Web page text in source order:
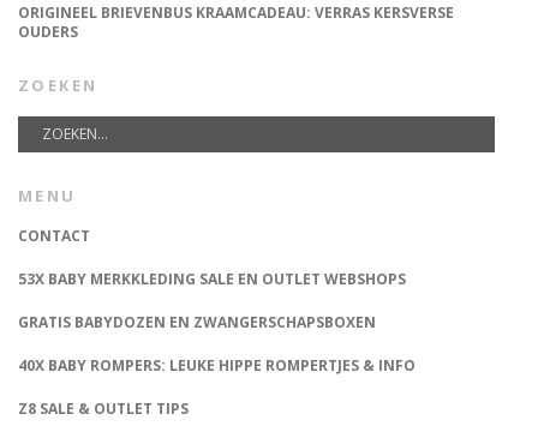
ORIGINEEL BRIEVENBUS KRAAMCADEAU: VERRAS KERSVERSE
OUDERS
ZOEKEN
MENU
CONTACT
53X BABY MERKKLEDING SALE EN OUTLET WEBSHOPS
GRATIS BABYDOZEN EN ZWANGERSCHAPSBOXEN
40X BABY ROMPERS: LEUKE HIPPE ROMPERTJES & INFO
Z8 SALE & OUTLET TIPS